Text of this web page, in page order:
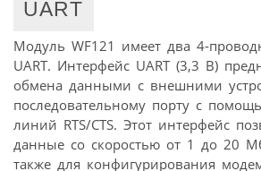
UART
Модуль WF121 имеет два 4-
UART. Интерфейс UART (3,3 В)
обмена данными с внешними
последовательному порту с
линий RTS/CTS. Этот интерфейс
данные со скоростью от 1 до 20
также для конфигурирования